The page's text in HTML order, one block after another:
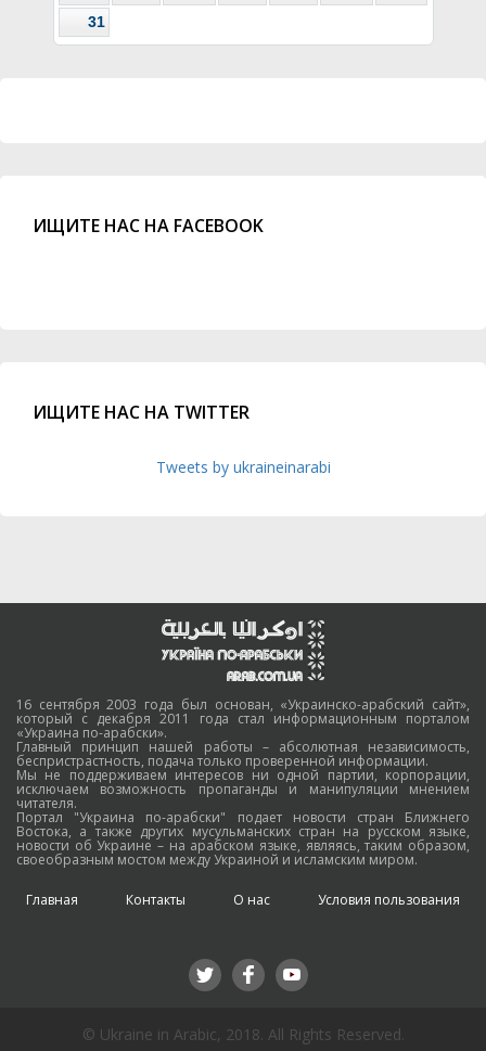
31
ИЩИТЕ НАС НА FACEBOOK
ИЩИТЕ НАС НА TWITTER
Tweets by ukraineinarabi
16 сентября 2003 года был основан, «Украинско-арабский сайт»,
который с декабря 2011 года стал информационным порталом
«Украина по-арабски».
Главный принцип нашей работы – абсолютная независимость,
беспристрастность, подача только проверенной информации.
Мы не поддерживаем интересов ни одной партии, корпорации,
исключаем возможность пропаганды и манипуляции мнением
читателя.
Портал "Украина по-арабски" подает новости стран Ближнего
Востока, а также других мусульманских стран на русском языке,
новости об Украине – на арабском языке, являясь, таким образом,
своеобразным мостом между Украиной и исламским миром.
Главная Контакты О нас Условия пользования
© Ukraine in Arabic, 2018. All Rights Reserved.